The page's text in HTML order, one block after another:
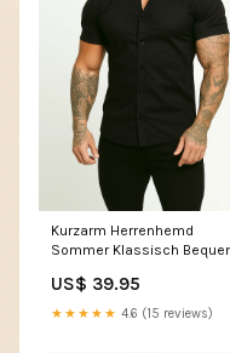
Kurzarm Herrenhemd
Sommer Klassisch
US$ 39.95
★★★★★ 4.6 (15 reviews)